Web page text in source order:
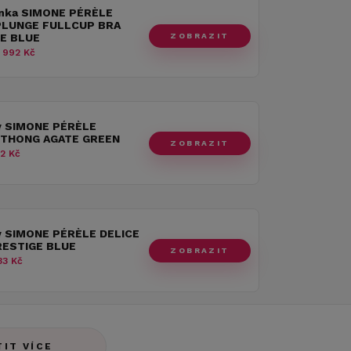
SIMONE PÉRÈLE
FULLCUP BRA
BLUE
992 Kč
ZOBRAZIT
PÉRÈLE
AGATE GREEN
Kč
ZOBRAZIT
PÉRÈLE DELICE
BLUE
Kč
ZOBRAZIT
VÍCE